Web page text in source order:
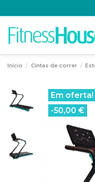
Início Cintas de correr
Em oferta!
-50,00 €